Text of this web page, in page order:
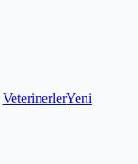
VeterinerlerYeni